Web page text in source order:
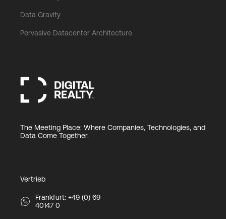
Data Gravity
Pervasive Datacenter Architecture
The Meeting Place: Where Companies, Technologies, and
Data Come Together.
Vertrieb
Frankfurt: +49 (0) 69
40147 0